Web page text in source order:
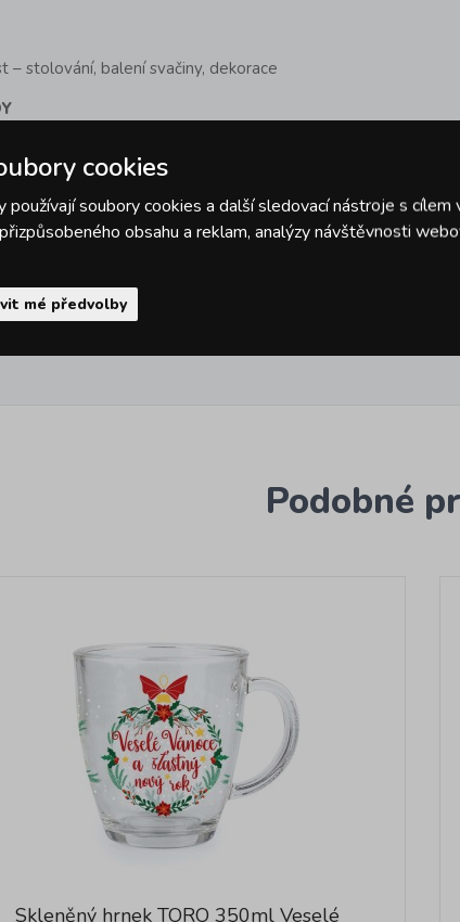
– stolování, balení svačiny, dekorace
na vánoční období, mrkněte nanáš široký
obrovskou nabídku dekorace i adventního
na
Podobné
Skleněný hrnek TORO 350ml Veselé
cookies
soubory cookies a další sledovací nástroje s cílem
obsahu a reklam, analýzy návštěvnosti
mé předvolby